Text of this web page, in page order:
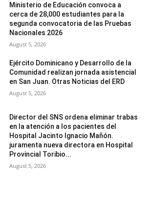
Ministerio de Educación convoca a
cerca de 28,000 estudiantes para la
segunda convocatoria de las Pruebas
Nacionales 2026
August 5, 2026
Ejército Dominicano y Desarrollo de la
Comunidad realizan jornada asistencial
en San Juan. Otras Noticias del ERD
August 5, 2026
Director del SNS ordena eliminar trabas
en la atención a los pacientes del
Hospital Jacinto Ignacio Mañón.
juramenta nueva directora en Hospital
Provincial Toribio...
August 5, 2026